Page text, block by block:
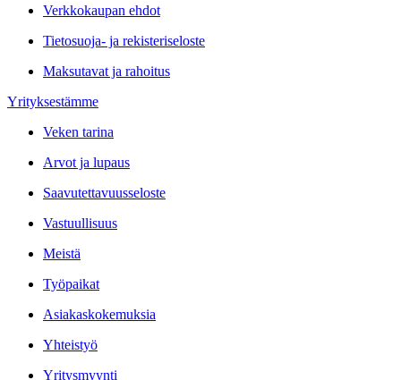
Verkkokaupan ehdot
Tietosuoja- ja rekisteriseloste
Maksutavat ja rahoitus
Yrityksestämme
Veken tarina
Arvot ja lupaus
Saavutettavuusseloste
Vastuullisuus
Meistä
Työpaikat
Asiakaskokemuksia
Yhteistyö
Yritysmyynti